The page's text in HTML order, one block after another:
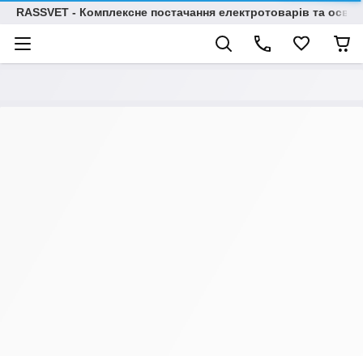
RASSVET - Комплексне постачання електротоварів та